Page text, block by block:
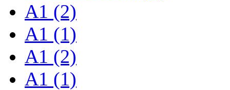
A1 (2)
A1 (1)
A1 (2)
A1 (1)